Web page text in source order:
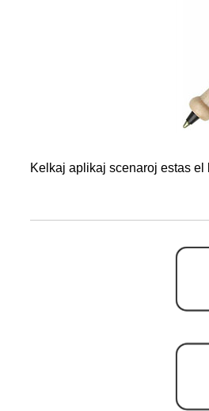
Kelkaj aplikaj scenaroj estas